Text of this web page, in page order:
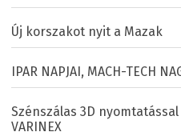
Új korszakot nyit a Mazak
IPAR NAPJAI, MACH-TECH
Szénszálas 3D
VARINEX